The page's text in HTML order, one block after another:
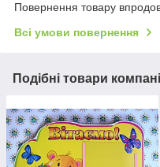
Повернення товару
Всі умови повернення
Подібні товари